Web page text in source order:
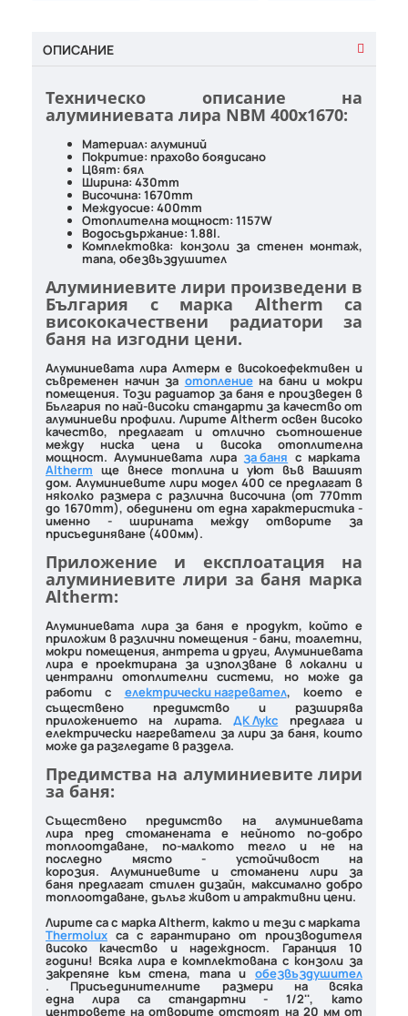
ОПИСАНИЕ
Техническо описание на
алуминиевата лира NBM 400x1670:
Материал: алуминий
Покритие: прахово боядисано
Цвят: бял
Ширина: 430mm
Височина: 1670mm
Междуосие: 400mm
Отоплителна мощност: 1157W
Водосъдържание: 1.88l.
Комплектовка: конзоли за стенен монтаж,
тапа, обезвъздушител
Алуминиевите лири произведени в
България с марка Altherm са
висококачествени радиатори за
баня на изгодни цени.
Алуминиевата лира Алтерм е високоефективен и
съвременен начин за отоплениена бани и мокри
помещения. Този радиатор за баня е произведен в
България по най-високи стандарти за качество от
алуминиеви профили. Лирите Altherm освен високо
качество, предлагат и отлично съотношение
между ниска цена и висока отоплителна
мощност.Алуминиевата лира за баня с марката
Altherm ще внесе топлина и уют във Вашият
дом. Алуминиевите лири модел 400 се предлагат в
няколко размера с различна височина (от 770mm
дo 1670mm), обединени от една характеристика -
именно - ширината между отворите за
присъединяване (400мм).
Приложение и експлоатация на
алуминиевите лири за баня марка
Altherm:
Алуминиевата лира за баня е продукт, който е
приложим в различни помещения - бани, тоалетни,
мокри помещения, антрета и други, Алуминиевата
лира е проектирана за използване в локални и
централни отоплителни системи, но може да
работи с електрически нагревател, което е
съществено предимство и разширява
приложението на лирата.ДК Лукс предлага и
електрически нагреватели за лири за баня, които
може да разгледате в раздела.
Предимства на алуминиевите лири
за баня:
Съществено предимство на алуминиевата
лира пред стоманената е нейното по-добро
топлоотдаване, по-малкото тегло и не на
последно място - устойчивост на
корозия.Алуминиевите и стоманени лири за
баня предлагат стилен дизайн, максимално добро
топлоотдаване, дълъг живот и атрактивни цени.
Лирите са с маркаAltherm, както и тези с марката
Thermolux са с гарантирано от производителя
високо качество и надеждност. Гаранция 10
години! Всяка лирае комплектована с конзоли за
закрепяне към стена, тапа и обезвъздушител
. Присъединителните размери на всяка
една лираса стандартни - 1/2'', като
центровете на отворите отстоят на 20 мм от